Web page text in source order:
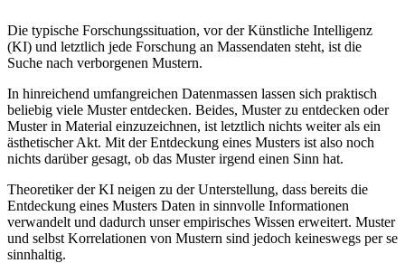
Die typische Forschungssituation, vor der Künstliche Intelligenz
(KI) und letztlich jede Forschung an Massendaten steht, ist die
Suche nach verborgenen Mustern.
In hinreichend umfangreichen Datenmassen lassen sich praktisch
beliebig viele Muster entdecken. Beides, Muster zu entdecken oder
Muster in Material einzuzeichnen, ist letztlich nichts weiter als ein
ästhetischer Akt. Mit der Entdeckung eines Musters ist also noch
nichts darüber gesagt, ob das Muster irgend einen Sinn hat.
Theoretiker der KI neigen zu der Unterstellung, dass bereits die
Entdeckung eines Musters Daten in sinnvolle Informationen
verwandelt und dadurch unser empirisches Wissen erweitert. Muster
und selbst Korrelationen von Mustern sind jedoch keineswegs per se
sinnhaltig.